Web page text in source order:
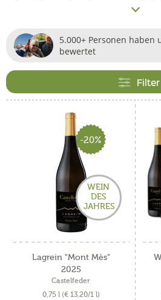
gedeihen die Weine auf
Schuttböden oder Marmorgestein.
Unterland in der Unterzahl, wobei
Vernatsch die wichtigsten
bedeutsam unter den Weißweinen
Chadonnay, der Pinot Grigio und
dessen Ursprungsort Tramin in
5.000+ Personen haben
bewertet
Filter
-20%
WEIN
DES
JAHRES
Lagrein "Mont Mès"
2025
Castelfeder
0,75 l (€ 13,20/1 l)